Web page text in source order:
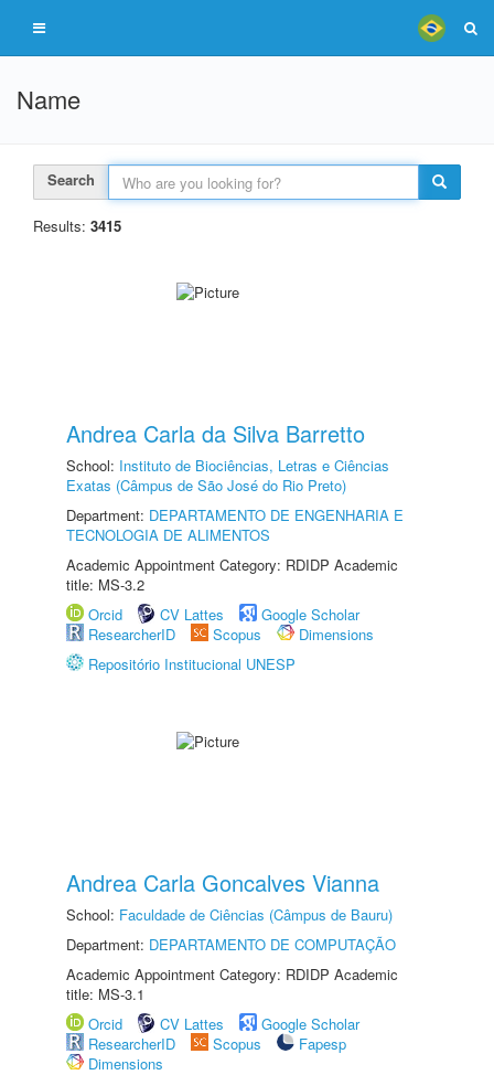
Name
Search
Results: 3415
Andrea Carla da Silva Barretto
School: Instituto de Biociências, Letras e Ciências
Exatas (Câmpus de São José do Rio Preto)
Department: DEPARTAMENTO DE ENGENHARIA E
TECNOLOGIA DE ALIMENTOS
Academic Appointment Category: RDIDP Academic
title: MS-3.2
Orcid
CV Lattes
Google Scholar
ResearcherID
Scopus
Dimensions
Repositório Institucional UNESP
Andrea Carla Goncalves Vianna
School: Faculdade de Ciências (Câmpus de Bauru)
Department: DEPARTAMENTO DE COMPUTAÇÃO
Academic Appointment Category: RDIDP Academic
title: MS-3.1
Orcid
CV Lattes
Google Scholar
ResearcherID
Scopus
Fapesp
Dimensions